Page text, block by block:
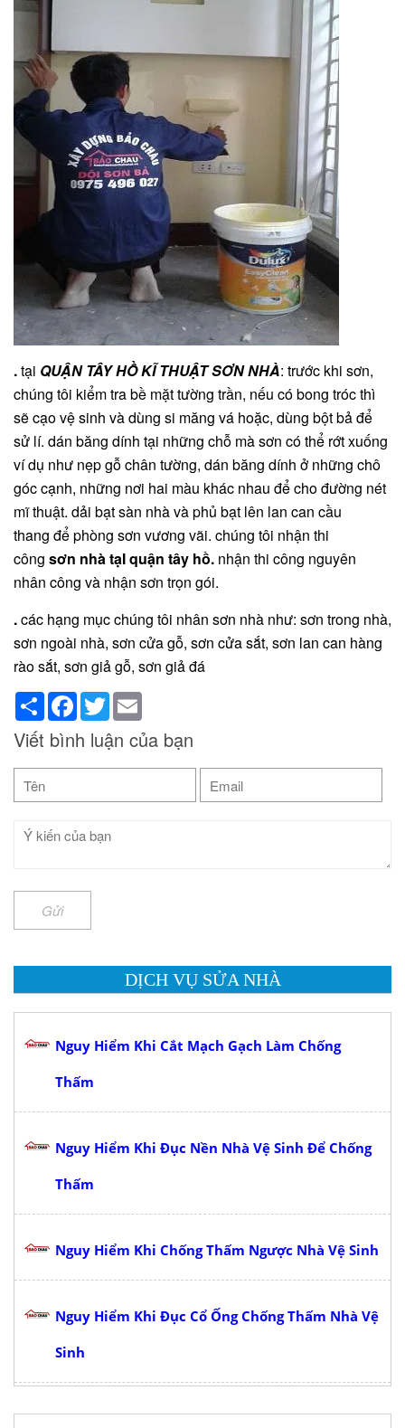
.tại QUẬN TÂY HỒKĨ THUẬT SƠN NHÀ: trước khi sơn,
chúng tôi kiểm tra bề mặt tường trần, nếu có bong tróc thì
sẽ cạo vệ sinh và dùng si măng vá hoặc, dùng bột bả để
sử lí. dán băng dính tại những chỗ mà sơn có thể rớt xuống
ví dụ như nẹp gỗ chân tường, dán băng dính ở những chô
góc cạnh, những nơi hai màu khác nhau để cho đường nét
mĩ thuật. dải bạt sàn nhà và phủ bạt lên lan can cầu
thang để phòng sơn vương vãi. chúng tôi nhận thi
công sơn nhà tạI quận tây hồ. nhận thi công nguyên
nhân công và nhận sơn trọn gói.
.các hạng mục chúng tôi nhân sơn nhà như: sơn trong nhà,
sơn ngoài nhà, sơn cửa gỗ, sơn cửa sắt, sơn lan can hàng
rào sắt, sơn giả gỗ, sơn giả đá
ShareFacebook
Twitter
Viết bình luận của bạn
Gửi
DỊCH VỤ SỬA NHÀ
Nguy Hiểm Khi Cắt Mạch Gạch Làm Chống
Thấm
Nguy Hiểm Khi Đục Nền Nhà Vệ Sinh Để Chống
Thấm
Nguy Hiểm Khi Chống Thấm Ngược Nhà Vệ Sinh
Nguy Hiểm Khi Đục Cổ Ống Chống Thấm Nhà Vệ
Sinh